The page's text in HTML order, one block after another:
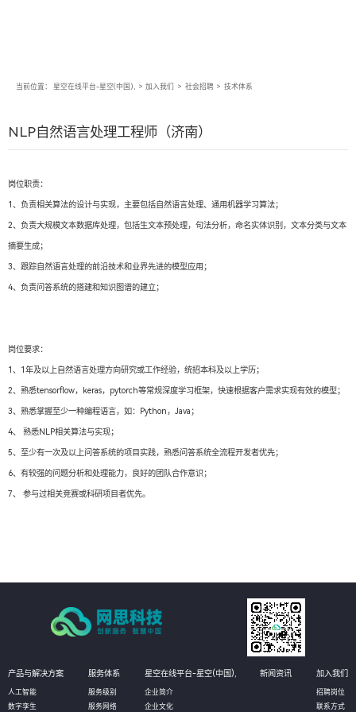
当前位置： 星空在线平台-星空(中国), > 加入我们 > 社会招聘 > 技术体系
NLP自然语言处理工程师（济南）
岗位职责：
1、负责相关算法的设计与实现，主要包括自然语言处理、通用机器学习算法；
2、负责大规模文本数据库处理，包括生文本预处理，句法分析，命名实体识别，文本分类与文本
摘要生成；
3、跟踪自然语言处理的前沿技术和业界先进的模型应用；
4、负责问答系统的搭建和知识图谱的建立；
岗位要求：
1、1年及以上自然语言处理方向研究或工作经验，统招本科及以上学历；
2、熟悉tensorflow，keras，pytorch等常规深度学习框架，快速根据客户需求实现有效的模型；
3、熟悉掌握至少一种编程语言，如：Python，Java；
4、 熟悉NLP相关算法与实现；
5、至少有一次及以上问答系统的项目实践，熟悉问答系统全流程开发者优先；
6、有较强的问题分析和处理能力，良好的团队合作意识；
7、 参与过相关竞赛或科研项目者优先。
产品与解决方案
人工智能
数字孪生
服务体系
服务级别
服务网络
星空在线平台-星空(中国),
企业简介
企业文化
新闻资讯 加入我们
招聘岗位
联系方式